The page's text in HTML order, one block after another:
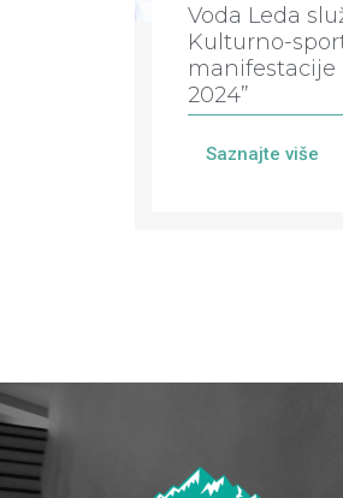
Voda Leda
Kulturno-
manifestacije
2024”
Saznajte više